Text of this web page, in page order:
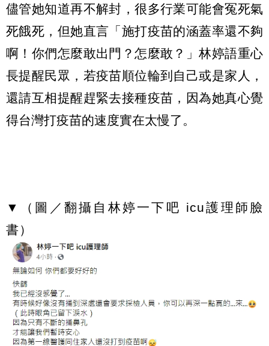
儘管她知道再不解封，很多行業可能會冤死氣
死餓死，但她直言「施打疫苗的涵蓋率還不夠
啊！你們怎麼敢出門？怎麼敢？」林婷語重心
長提醒民眾，若疫苗順位輪到自己或是家人，
還請互相提醒趕緊去接種疫苗，因為她真心覺
得台灣打疫苗的速度實在太慢了。
▼（圖／翻攝自林婷一下吧 icu護理師臉
書）